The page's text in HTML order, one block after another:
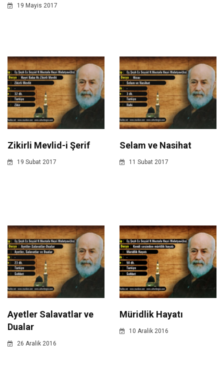
19 Mayis 2017
Zikirli Mevlid-i Şerif
19 Subat 2017
Selam ve Nasihat
11 Subat 2017
Ayetler Salavatlar ve
Dualar
26 Aralik 2016
Müridlik Hayatı
10 Aralik 2016